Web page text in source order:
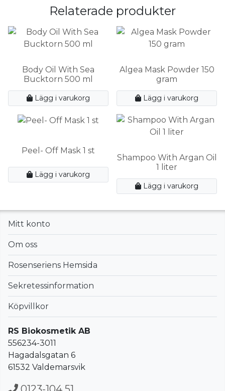
Relaterade produkter
Body Oil With Sea
Bucktorn 500 ml
Lägg i varukorg
Algea Mask Powder 150
gram
Lägg i varukorg
Peel- Off Mask 1 st
Lägg i varukorg
Shampoo With Argan Oil
1 liter
Lägg i varukorg
Mitt konto
Om oss
Rosenseriens Hemsida
Sekretessinformation
Köpvillkor
RS Biokosmetik AB
556234-3011
Hagadalsgatan 6
61532 Valdemarsvik